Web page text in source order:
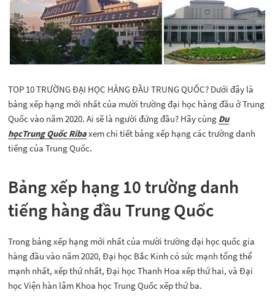
TOP 10 TRƯỜNG ĐẠI HỌC HÀNG ĐẦU TRUNG QUỐC? Dưới đây là
bảng xếp hạng mới nhất của mười trường đại học hàng đầu ở Trung
Quốc vào năm 2020. Ai sẽ là người đứng đầu? Hãy cùng Du
họcTrung Quốc Ribaxem chi tiết bảng xếp hạng các trường danh
tiếng của Trung Quốc.
Bảng xếp hạng 10 trường danh
tiếng hàng đầu Trung Quốc
Trong bảng xếp hạng mới nhất của mười trường đại học quốc gia
hàng đầu vào năm 2020, Đại học Bắc Kinh có sức mạnh tổng thể
mạnh nhất, xếp thứ nhất, Đại học Thanh Hoa xếp thứ hai, và Đại
học Viện hàn lâm Khoa học Trung Quốc xếp thứ ba.